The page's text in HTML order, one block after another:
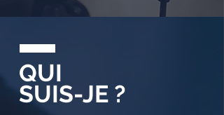
QUI
SUIS-JE ?